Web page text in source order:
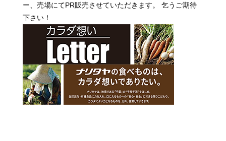
ー、売場にてPR販売させていただきます。 乞うご期待
下さい！